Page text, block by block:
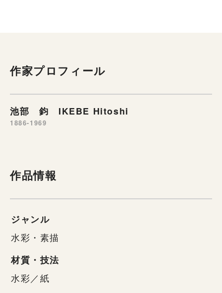
作家プロフィール
池部 鈞 IKEBE Hitoshi
1886-1969
作品情報
ジャンル
水彩・素描
材質・技法
水彩／紙